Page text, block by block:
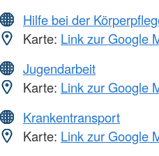
Hilfe bei der
Karte: Link zur Google
Jugendarbeit
Karte: Link zur Google
Krankentransport
Karte: Link zur Google